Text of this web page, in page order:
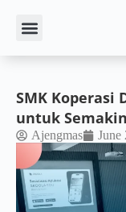
SMK Koperasi
untuk
Ajengmas June